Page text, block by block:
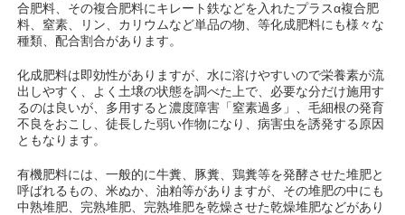
合肥料、その複合肥料にキレート鉄などを入れたプラスα複合肥
料、窒素、リン、カリウムなど単品の物、等化成肥料にも様々な
種類、配合割合があります。
化成肥料は即効性がありますが、水に溶けやすいので栄養素が流
出しやすく、よく土壌の状態を調べた上で、必要な分だけ施用す
るのは良いが、多用すると濃度障害「窒素過多」、毛細根の発育
不良をおこし、徒長した弱い作物になり、病害虫を誘発する原因
ともなります。
有機肥料には、一般的に牛糞、豚糞、鶏糞等を発酵させた堆肥と
呼ばれるもの、米ぬか、油粕等がありますが、その堆肥の中にも
中熟堆肥、完熟堆肥、完熟堆肥を乾燥させた乾燥堆肥などがあり